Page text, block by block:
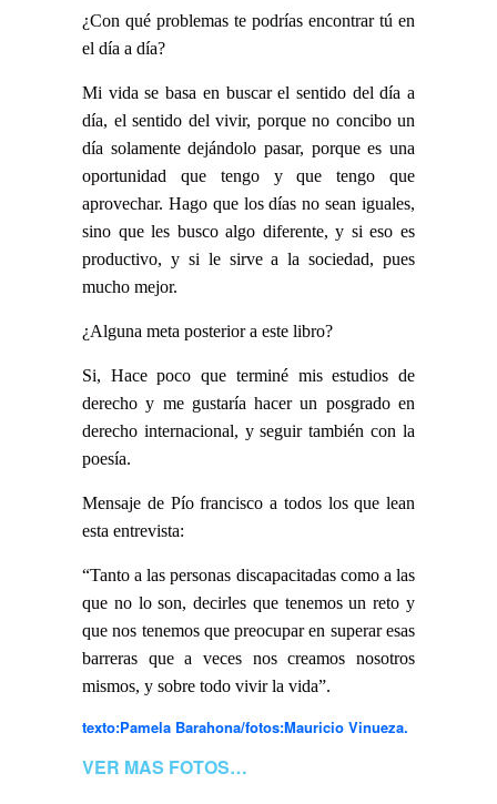
¿Con qué problemas te podrías encontrar tú en
el día a día?
Mi vida se basa en buscar el sentido del día a
día, el sentido del vivir, porque no concibo un
día solamente dejándolo pasar, porque es una
oportunidad que tengo y que tengo que
aprovechar. Hago que los días no sean iguales,
sino que les busco algo diferente, y si eso es
productivo, y si le sirve a la sociedad, pues
mucho mejor.
¿Alguna meta posterior a este libro?
Si, Hace poco que terminé mis estudios de
derecho y me gustaría hacer un posgrado en
derecho internacional, y seguir también con la
poesía.
Mensaje de Pío francisco a todos los que lean
esta entrevista:
“Tanto a las personas discapacitadas como a las
que no lo son, decirles que tenemos un reto y
que nos tenemos que preocupar en superar esas
barreras que a veces nos creamos nosotros
mismos, y sobre todo vivir la vida”.
texto:Pamela Barahona/fotos:Mauricio Vinueza.
VER MAS FOTOS…